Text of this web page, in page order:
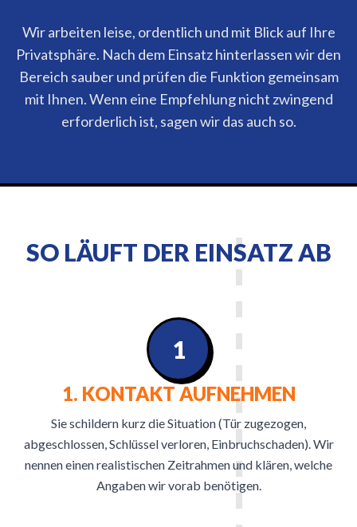
Wir arbeiten leise, ordentlich und mit Blick auf Ihre
Privatsphäre. Nach dem Einsatz hinterlassen wir den
Bereich sauber und prüfen die Funktion gemeinsam
mit Ihnen. Wenn eine Empfehlung nicht zwingend
erforderlich ist, sagen wir das auch so.
SO LÄUFT DER EINSATZ AB
1. KONTAKT AUFNEHMEN
Sie schildern kurz die Situation (Tür zugezogen,
abgeschlossen, Schlüssel verloren, Einbruchschaden). Wir
nennen einen realistischen Zeitrahmen und klären, welche
Angaben wir vorab benötigen.
1